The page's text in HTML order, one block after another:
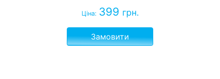
Ціна: 399 грн.
Замовити